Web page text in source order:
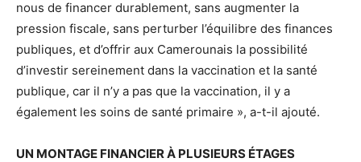
nous de financer durablement, sans augmenter la
pression fiscale, sans perturber l’équilibre des finances
publiques, et d’offrir aux Camerounais la possibilité
d’investir sereinement dans la vaccination et la santé
publique, car il n’y a pas que la vaccination, il y a
également les soins de santé primaire », a-t-il ajouté.
UN MONTAGE FINANCIER À PLUSIEURS ÉTAGES